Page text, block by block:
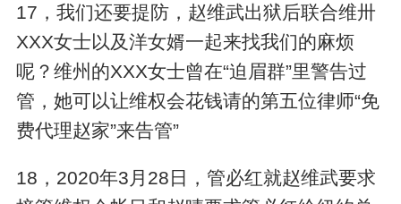
17，我们还要提防，赵维武出狱后联合维卅
XXX女士以及洋女婿一起来找我们的麻烦
呢？维州的XXX女士曾在“迫眉群”里警告过
管，她可以让维权会花钱请的第五位律师“免
费代理赵家”来告管”
18，2020年3月28日，管必红就赵维武要求